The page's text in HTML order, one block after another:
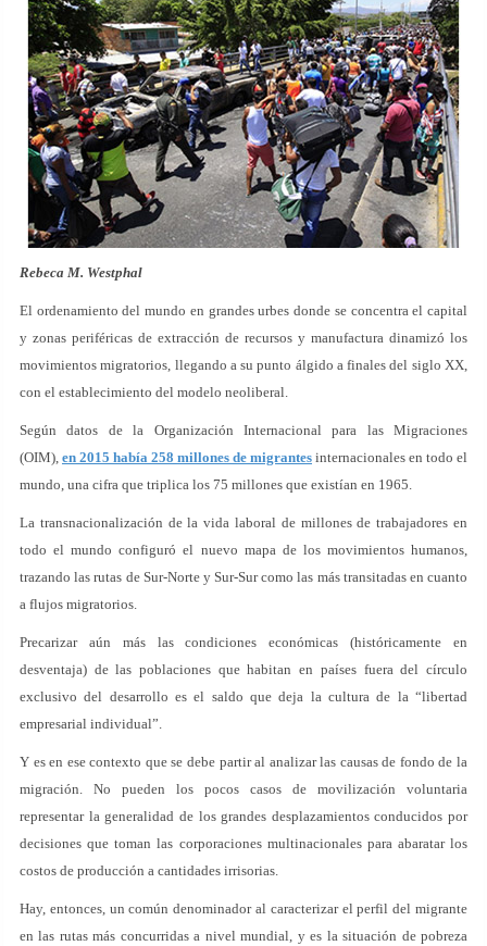
Rebeca M. Westphal
El ordenamiento del mundo en grandes urbes donde se concentra el capital
y zonas periféricas de extracción de recursos y manufactura dinamizó los
movimientos migratorios, llegando a su punto álgido a finales del siglo XX,
con el establecimiento del modelo neoliberal.
Según datos de la Organización Internacional para las Migraciones
(OIM), en 2015 había 258 millones de migrantes internacionales en todo el
mundo, una cifra que triplica los 75 millones que existían en 1965.
La transnacionalización de la vida laboral de millones de trabajadores en
todo el mundo configuró el nuevo mapa de los movimientos humanos,
trazando las rutas de Sur-Norte y Sur-Sur como las más transitadas en cuanto
a flujos migratorios.
Precarizar aún más las condiciones económicas (históricamente en
desventaja) de las poblaciones que habitan en países fuera del círculo
exclusivo del desarrollo es el saldo que deja la cultura de la “libertad
empresarial individual”.
Y es en ese contexto que se debe partir al analizar las causas de fondo de la
migración. No pueden los pocos casos de movilización voluntaria
representar la generalidad de los grandes desplazamientos conducidos por
decisiones que toman las corporaciones multinacionales para abaratar los
costos de producción a cantidades irrisorias.
Hay, entonces, un común denominador al caracterizar el perfil del migrante
en las rutas más concurridas a nivel mundial, y es la situación de pobreza